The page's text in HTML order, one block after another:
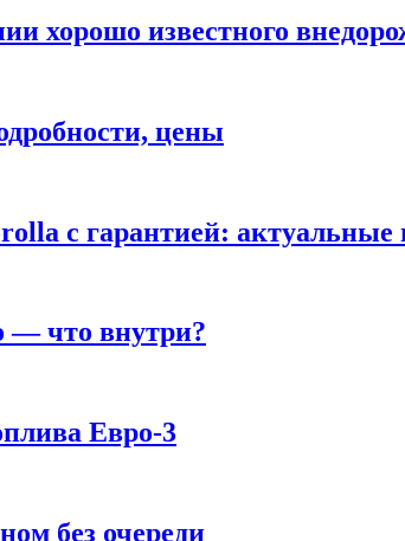
хорошо известного
цены
с гарантией:
— что внутри?
Евро-3
без очереди